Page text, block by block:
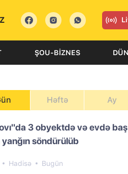
ŞOU-BIZNES
Həftə Ay
3 obyektdə və evdə baş
söndürülüb
Hadisə Bugün